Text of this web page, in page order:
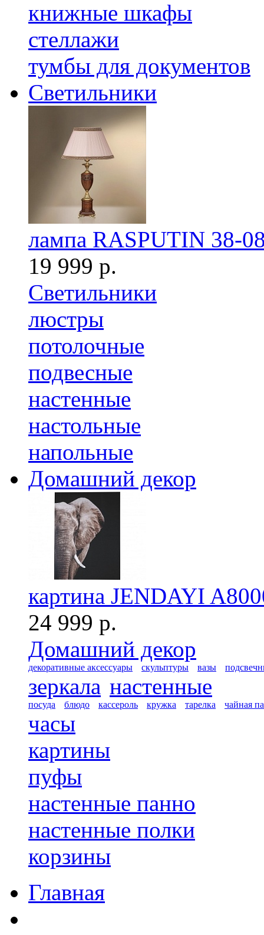
книжные шкафы
стеллажи
тумбы для документов
Светильники
лампа RASPUTIN 38-
19 999 р.
Светильники
люстры
потолочные
подвесные
настенные
настольные
напольные
Домашний декор
картина JENDAYI
24 999 р.
Домашний декор
декоративные аксессуары скульптуры вазы
зеркала настенные
посуда блюдо кассероль кружка тарелка чайная
часы
картины
пуфы
настенные панно
настенные полки
корзины
Главная